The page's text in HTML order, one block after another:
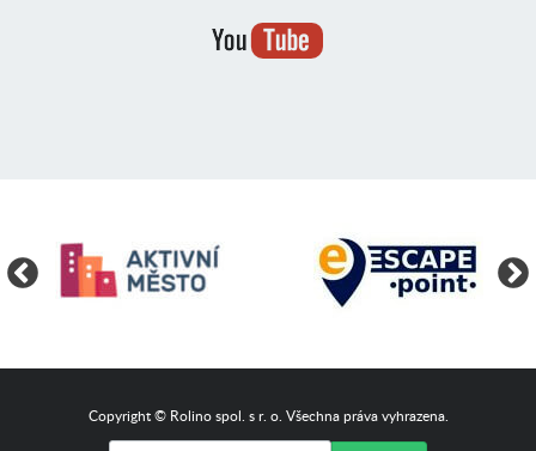
Copyright © Rolino spol. s r. o. Všechna práva vyhrazena.